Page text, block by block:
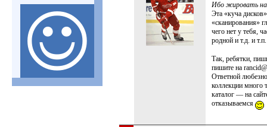
Ибо жировать на
Эта «куча
«сканирования»
чего нет у тебя,
родной и т.д. и
Так, ребятки,
пишите на
Ответной
коллекции много
каталог — на
отказываемся